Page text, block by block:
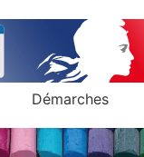
Démarches